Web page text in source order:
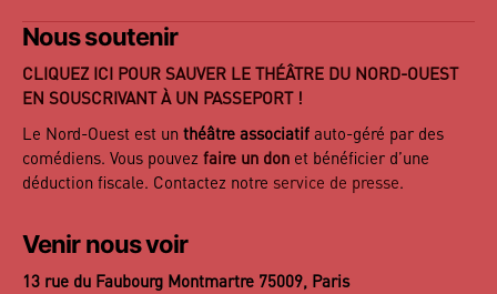
mail
Nous soutenir
CLIQUEZ ICI POUR SAUVER LE THÉÂTRE DU NORD-OUEST
EN SOUSCRIVANT À UN PASSEPORT !
Le Nord-Ouest est un théâtre associatif auto-géré par des
comédiens. Vous pouvez faire un don et bénéficier d’une
déduction fiscale. Contactez notre service de presse.
Venir nous voir
13 rue du Faubourg Montmartre 75009, Paris